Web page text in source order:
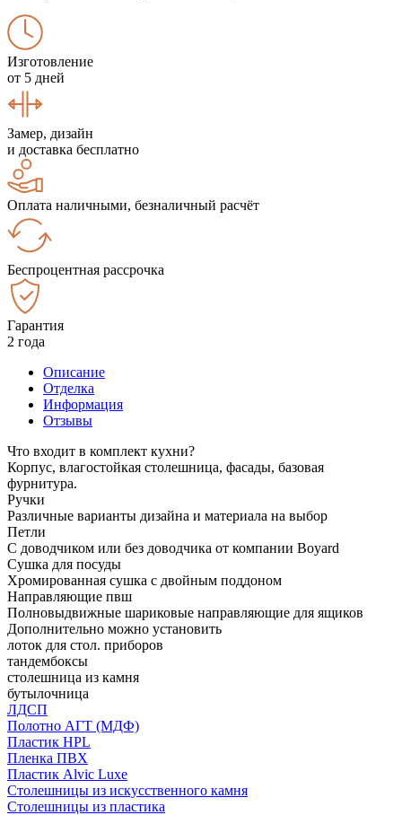
Изготовление
от 5 дней
Замер, дизайн
и доставка бесплатно
Оплата наличными, безналичный расчёт
Беспроцентная рассрочка
Гарантия
2 года
Описание
Отделка
Информация
Отзывы
Что входит в комплект кухни?
Корпус, влагостойкая столешница, фасады, базовая
фурнитура.
Ручки
Различные варианты дизайна и материала на выбор
Петли
С доводчиком или без доводчика от компании Boyard
Сушка для посуды
Хромированная сушка с двойным поддоном
Направляющие пвш
Полновыдвижные шариковые направляющие для ящиков
Дополнительно можно установить
лоток для стол. приборов
тандембоксы
столешница из камня
бутылочница
ЛДСП
Полотно АГТ (МДФ)
Пластик HPL
Пленка ПВХ
Пластик Alvic Luxe
Столешницы из искусственного камня
Столешницы из пластика